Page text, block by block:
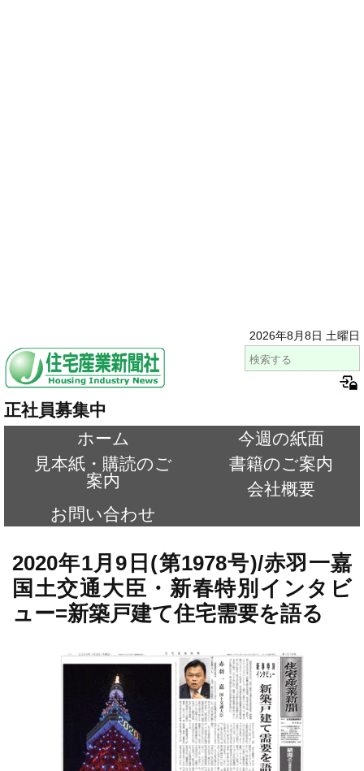
2026年8月8日 土曜日
正社員募集中
ホーム
今週の紙面
見本紙・購読のご
案内
書籍のご案内
会社概要
お問い合わせ
2020年1月9日(第1978号)/赤羽一嘉
国土交通大臣・新春特別インタビ
ュー=新築戸建て住宅需要を語る